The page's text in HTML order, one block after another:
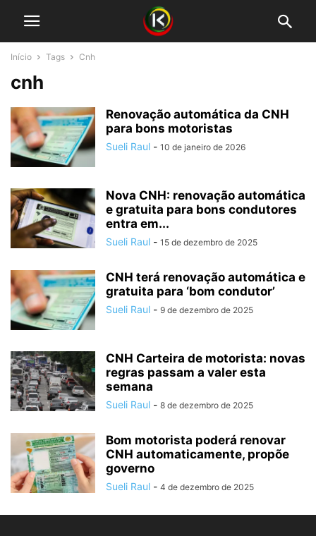
Início Tags Cnh
cnh
Renovação automática da CNH
para bons motoristas
Sueli Raul - 10 de janeiro de 2026
Nova CNH: renovação automática
e gratuita para bons condutores
entra em...
Sueli Raul - 15 de dezembro de 2025
CNH terá renovação automática e
gratuita para ‘bom condutor’
Sueli Raul - 9 de dezembro de 2025
CNH Carteira de motorista: novas
regras passam a valer esta
semana
Sueli Raul - 8 de dezembro de 2025
Bom motorista poderá renovar
CNH automaticamente, propõe
governo
Sueli Raul - 4 de dezembro de 2025